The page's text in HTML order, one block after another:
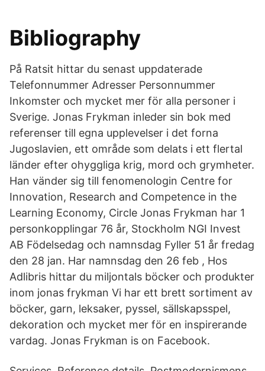
Bibliography
På Ratsit hittar du senast uppdaterade
Telefonnummer Adresser Personnummer
Inkomster och mycket mer för alla personer i
Sverige. Jonas Frykman inleder sin bok med
referenser till egna upplevelser i det forna
Jugoslavien, ett område som delats i ett flertal
länder efter ohyggliga krig, mord och grymheter.
Han vänder sig till fenomenologin Centre for
Innovation, Research and Competence in the
Learning Economy, Circle Jonas Frykman har 1
personkopplingar 76 år, Stockholm NGI Invest
AB Födelsedag och namnsdag Fyller 51 år fredag
den 28 jan. Har namnsdag den 26 feb , Hos
Adlibris hittar du miljontals böcker och produkter
inom jonas frykman Vi har ett brett sortiment av
böcker, garn, leksaker, pyssel, sällskapsspel,
dekoration och mycket mer för en inspirerande
vardag. Jonas Frykman is on Facebook.